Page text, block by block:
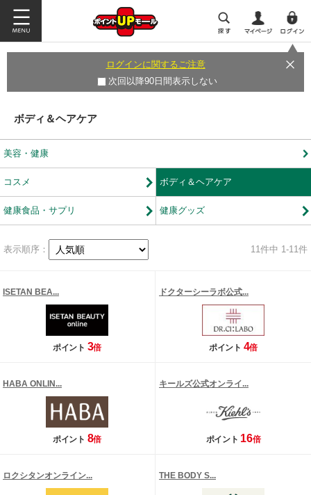
ログインに関するご注意
次回以降90日間表示しない
ボディ＆ヘアケア
美容・健康
コスメ ボディ＆ヘアケア
健康食品・サプリ 健康グッズ
表示順序： 11件中 1-11件
ISETAN BEA...
ポイント 3倍
ドクターシーラボ公式...
ポイント 4倍
HABA ONLIN...
ポイント 8倍
キールズ公式オンライ...
ポイント 16倍
ロクシタンオンライン... THE BODY S...